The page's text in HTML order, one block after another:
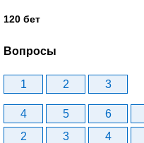
120 бет
Вопросы
1 2 3
4 5 6
2
3 4